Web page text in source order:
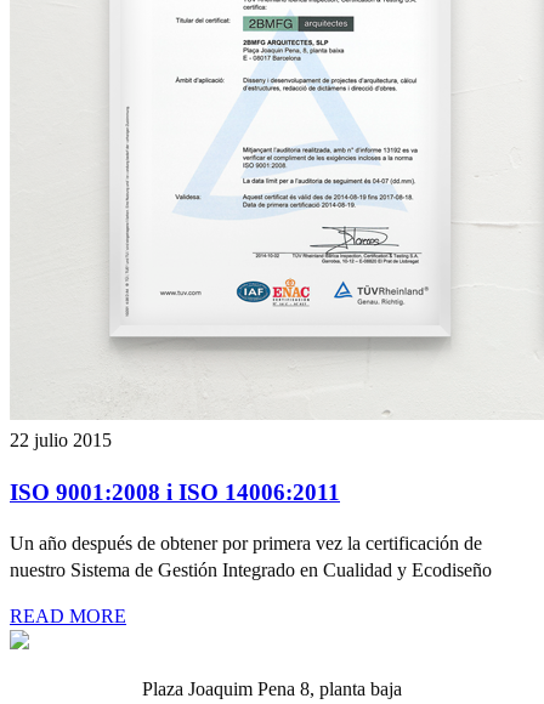
22 julio 2015
ISO 9001:2008 i ISO 14006:2011
Un año después de obtener por primera vez la certificación de
nuestro Sistema de Gestión Integrado en Cualidad y Ecodiseño
READ MORE
Plaza Joaquim Pena 8, planta baja